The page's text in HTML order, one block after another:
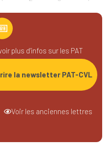
plus d’infos sur les PAT
la newsletter PAT-CVL
Voir les anciennes lettres